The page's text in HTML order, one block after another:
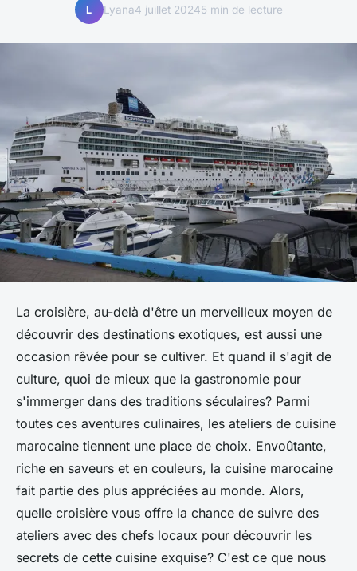
L Lyana4 juillet 20245 min de lecture
La croisière, au-delà d'être un merveilleux moyen de
découvrir des destinations exotiques, est aussi une
occasion rêvée pour se cultiver. Et quand il s'agit de
culture, quoi de mieux que la gastronomie pour
s'immerger dans des traditions séculaires? Parmi
toutes ces aventures culinaires, les ateliers de cuisine
marocaine tiennent une place de choix. Envoûtante,
riche en saveurs et en couleurs, la cuisine marocaine
fait partie des plus appréciées au monde. Alors,
quelle croisière vous offre la chance de suivre des
ateliers avec des chefs locaux pour découvrir les
secrets de cette cuisine exquise? C'est ce que nous